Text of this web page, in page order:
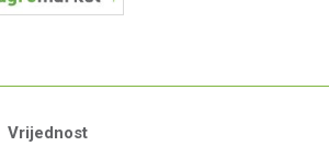
Vrijednost